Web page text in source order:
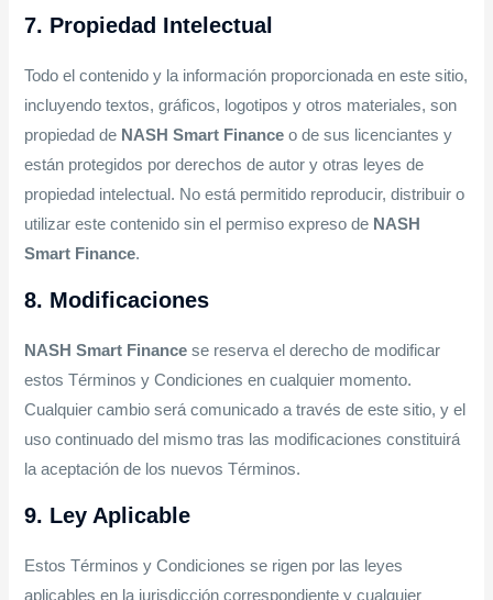
7. Propiedad Intelectual
Todo el contenido y la información proporcionada en este sitio,
incluyendo textos, gráficos, logotipos y otros materiales, son
propiedad de NASH Smart Finance o de sus licenciantes y
están protegidos por derechos de autor y otras leyes de
propiedad intelectual. No está permitido reproducir, distribuir o
utilizar este contenido sin el permiso expreso de NASH
Smart Finance.
8. Modificaciones
NASH Smart Finance se reserva el derecho de modificar
estos Términos y Condiciones en cualquier momento.
Cualquier cambio será comunicado a través de este sitio, y el
uso continuado del mismo tras las modificaciones constituirá
la aceptación de los nuevos Términos.
9. Ley Aplicable
Estos Términos y Condiciones se rigen por las leyes
aplicables en la jurisdicción correspondiente y cualquier